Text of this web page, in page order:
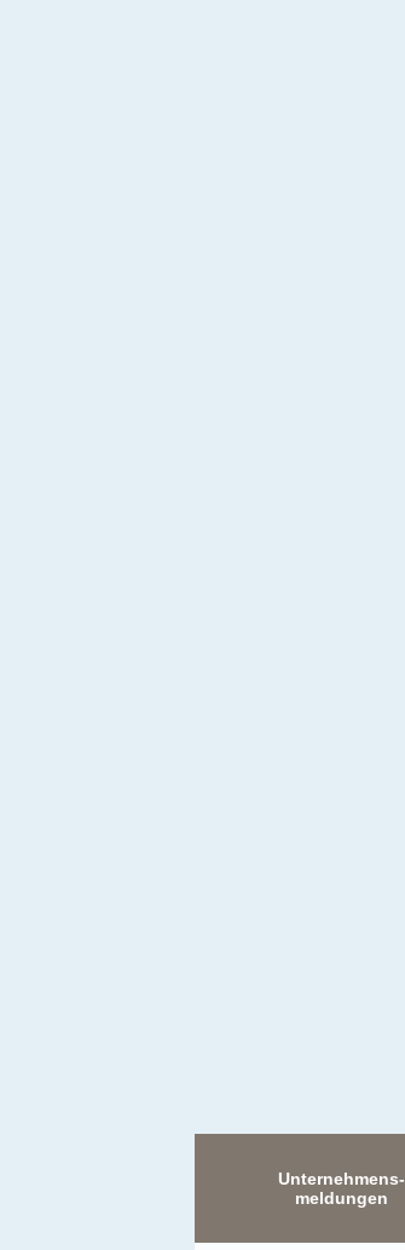
Unternehmens-
meldungen